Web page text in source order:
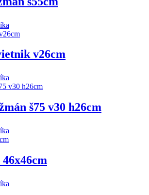
v26cm
š75 v30 h26cm